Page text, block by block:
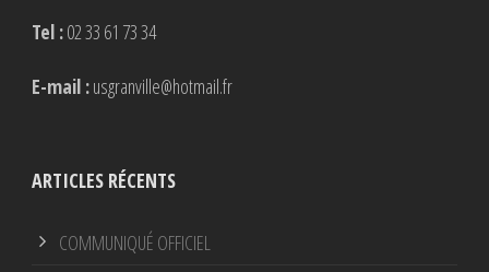
Tel :02 33 61 73 34
E-mail :usgranville@hotmail.fr
ARTICLES RÉCENTS
COMMUNIQUÉ OFFICIEL